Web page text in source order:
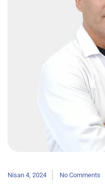
Nisan 4, 2024 No Comments